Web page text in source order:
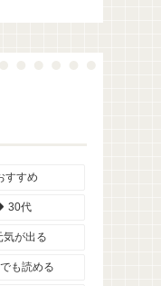
すすめ
30代
気が出る
も読める